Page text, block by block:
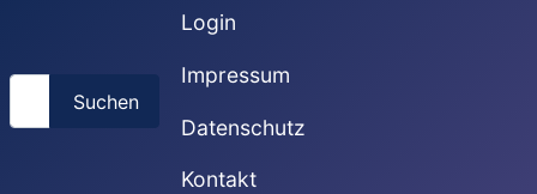
Suchen
Login
Impressum
Datenschutz
Kontakt